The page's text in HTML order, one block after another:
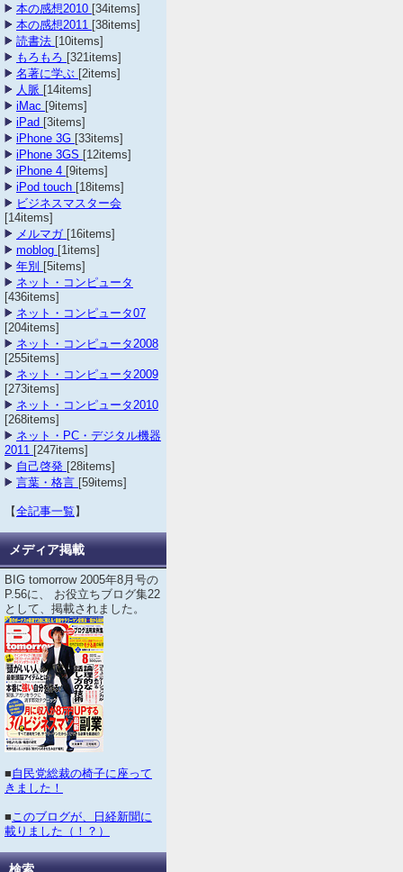
本の感想2010 [34items]
本の感想2011 [38items]
読書法 [10items]
もろもろ [321items]
名著に学ぶ [2items]
人脈 [14items]
iMac [9items]
iPad [3items]
iPhone 3G [33items]
iPhone 3GS [12items]
iPhone 4 [9items]
iPod touch [18items]
ビジネスマスター会
[14items]
メルマガ [16items]
moblog [1items]
年別 [5items]
ネット・コンピュータ
[436items]
ネット・コンピュータ07
[204items]
ネット・コンピュータ2008
[255items]
ネット・コンピュータ2009
[273items]
ネット・コンピュータ2010
[268items]
ネット・PC・デジタル機器
2011 [247items]
自己啓発 [28items]
言葉・格言 [59items]
【全記事一覧 】
メディア掲載
BIG tomorrow 2005年8月号の
P.56に、 お役立ちブログ集22
として、掲載されました。
■自民党総裁の椅子に座って
きました！
■このブログが、日経新聞に
載りました（！？）